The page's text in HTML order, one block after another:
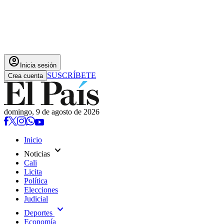
account_circle Inicia sesión
Crea cuenta SUSCRÍBETE
domingo, 9 de agosto de 2026
Inicio
Noticias expand_more
Cali
Licita
Política
Elecciones
Judicial
Deportes expand_more
Economía